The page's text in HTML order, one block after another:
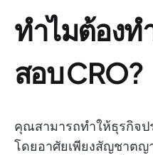
ทำไมต้องท
สอบ CRO?
คุณสามารถทำให้ธุรกิจป
โดยอาศัยเพียงสัญชาต